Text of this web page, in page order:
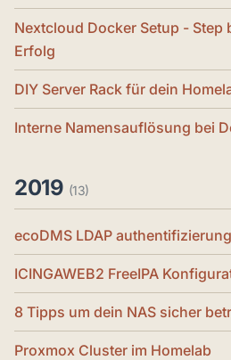
Nextcloud Docker Setup - Step
Erfolg
DIY Server Rack für dein
Interne Namensauflösung bei
2019 (13)
ecoDMS LDAP
ICINGAWEB2 FreeIPA
8 Tipps um dein NAS sicher
Proxmox Cluster im Homelab